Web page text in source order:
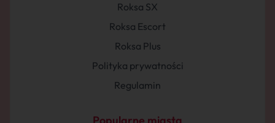
Roksa SX
Roksa Escort
Roksa Plus
Polityka prywatności
Regulamin